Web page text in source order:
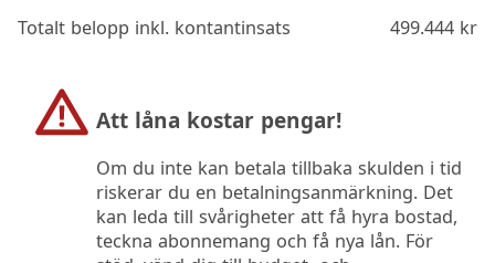
Totalt belopp inkl. kontantinsats
499.444kr
Att låna kostar pengar!
Om du inte kan betala tillbaka skulden i tid
riskerar du en betalningsanmärkning. Det
kan leda till svårigheter att få hyra bostad,
teckna abonnemang och få nya lån. För